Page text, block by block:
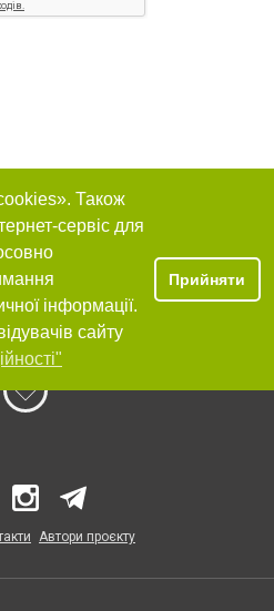
Також
сервіс для
інформації.
сайту
Прийняти
Автори проєкту